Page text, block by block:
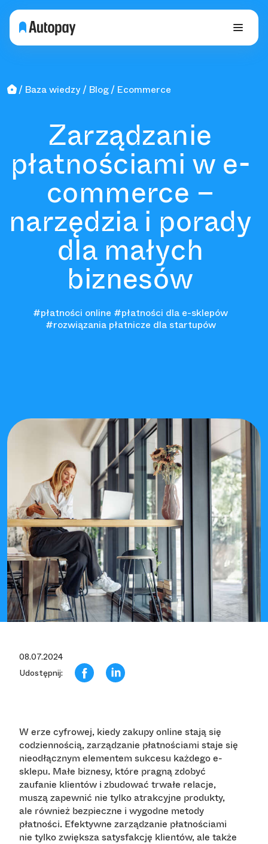
Baza wiedzy Blog Ecommerce
Zarządzanie
płatnościami w e-
commerce –
narzędzia i porady
dla małych
biznesów
#płatności online #płatności dla e-sklepów
#rozwiązania płatnicze dla startupów
08.07.2024
Udostępnij:
W erze cyfrowej, kiedy zakupy online stają się
codziennością, zarządzanie płatnościami staje się
nieodłącznym elementem sukcesu każdego e-
sklepu. Małe biznesy, które pragną zdobyć
zaufanie klientów i zbudować trwałe relacje,
muszą zapewnić nie tylko atrakcyjne produkty,
ale również bezpieczne i wygodne metody
płatności. Efektywne zarządzanie płatnościami
nie tylko zwiększa satysfakcję klientów, ale także